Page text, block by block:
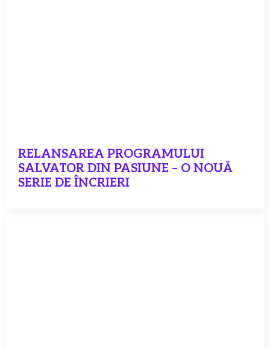
RELANSAREA PROGRAMULUI
SALVATOR DIN PASIUNE – O NOUĂ
SERIE DE ÎNCRIERI